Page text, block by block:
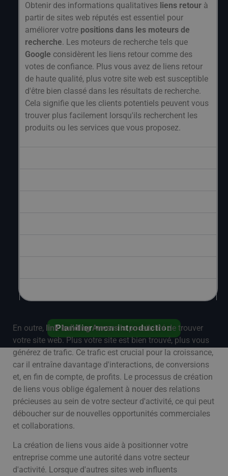
Obtenir des informations qualitatives liens retour à
partir de sites web réputés est essentiel pour
améliorer votre positions dans les moteurs de
recherche. Les moteurs de recherche tels que
Google considèrent les liens retour comme des
votes de confiance. Plus vous avez de liens retour
de haute qualité, plus votre site web est susceptible
d'être bien classé dans les résultats de recherche.
Cela signifie que les clients potentiels peuvent vous
trouver plus facilement lorsqu'ils recherchent les
produits ou les services que vous proposez.
Planifier mon introduction
En outre, link building Anversla possibilité de trouver
votre site web. Plus votre site est bien trouvé, plus vous
générez de trafic. Ce trafic est crucial pour la croissance,
car il entraîne davantage d'interactions, de conversions
et, en fin de compte, de profits. Le processus de création
de liens vous oblige également à nouer des relations
précieuses au sein de votre secteur d'activité, ce qui peut
déboucher sur de nouvelles opportunités commerciales
et collaborations.
La création de liens vous aide à positionner votre
entreprise comme une autorité dans votre secteur
d'activité. Lorsque d'autres sites web influents